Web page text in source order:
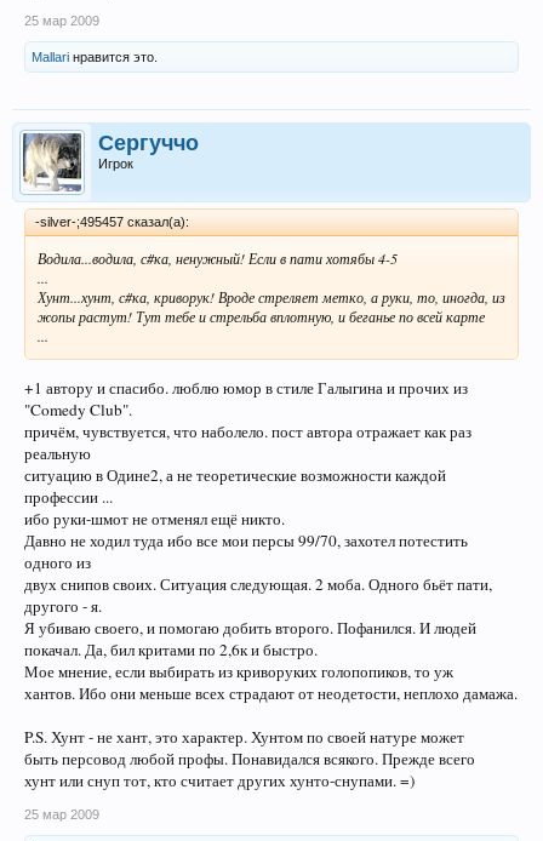
25 мар 2009
Mallari нравится это.
Сергуччо
Игрок
-silver-;495457 сказал(а):
Водила...водила, с#ка, ненужный! Если в пати хотябы 4-5
...
Хунт...хунт, с#ка, криворук! Вроде стреляет метко, а руки, то, иногда, из
жопы растут! Тут тебе и стрельба вплотную, и беганье по всей карте
...
+1 автору и спасибо. люблю юмор в стиле Галыгина и прочих из
"Comedy Club".
причём, чувствуется, что наболело. пост автора отражает как раз
реальную
ситуацию в Одине2, а не теоретические возможности каждой
профессии ...
ибо руки-шмот не отменял ещё никто.
Давно не ходил туда ибо все мои персы 99/70, захотел потестить
одного из
двух снипов своих. Ситуация следующая. 2 моба. Одного бьёт пати,
другого - я.
Я убиваю своего, и помогаю добить второго. Пофанился. И людей
покачал. Да, бил критами по 2,6к и быстро.
Мое мнение, если выбирать из криворуких голопопиков, то уж
хантов. Ибо они меньше всех страдают от неодетости, неплохо дамажа.
P.S. Хунт - не хант, это характер. Хунтом по своей натуре может
быть персовод любой профы. Понавидался всякого. Прежде всего
хунт или снуп тот, кто считает других хунто-снупами. =)
25 мар 2009